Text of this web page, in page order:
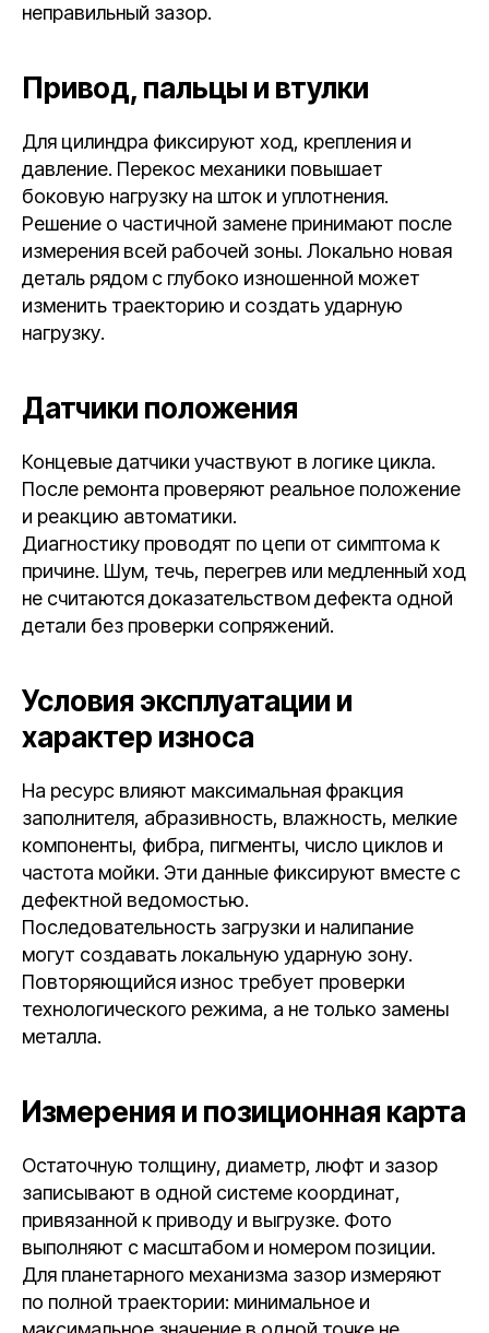
неправильный зазор.
Привод, пальцы и втулки
Для цилиндра фиксируют ход, крепления и
давление. Перекос механики повышает
боковую нагрузку на шток и уплотнения.
Решение о частичной замене принимают после
измерения всей рабочей зоны. Локально новая
деталь рядом с глубоко изношенной может
изменить траекторию и создать ударную
нагрузку.
Датчики положения
Концевые датчики участвуют в логике цикла.
После ремонта проверяют реальное положение
и реакцию автоматики.
Диагностику проводят по цепи от симптома к
причине. Шум, течь, перегрев или медленный ход
не считаются доказательством дефекта одной
детали без проверки сопряжений.
Условия эксплуатации и
характер износа
На ресурс влияют максимальная фракция
заполнителя, абразивность, влажность, мелкие
компоненты, фибра, пигменты, число циклов и
частота мойки. Эти данные фиксируют вместе с
дефектной ведомостью.
Последовательность загрузки и налипание
могут создавать локальную ударную зону.
Повторяющийся износ требует проверки
технологического режима, а не только замены
металла.
Измерения и позиционная карта
Остаточную толщину, диаметр, люфт и зазор
записывают в одной системе координат,
привязанной к приводу и выгрузке. Фото
выполняют с масштабом и номером позиции.
Для планетарного механизма зазор измеряют
по полной траектории: минимальное и